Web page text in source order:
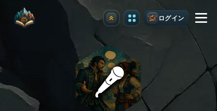
アップグレード ログイン